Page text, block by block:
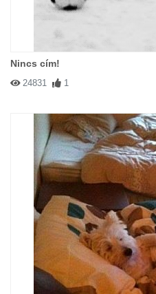
Nincs cím!
24831 1